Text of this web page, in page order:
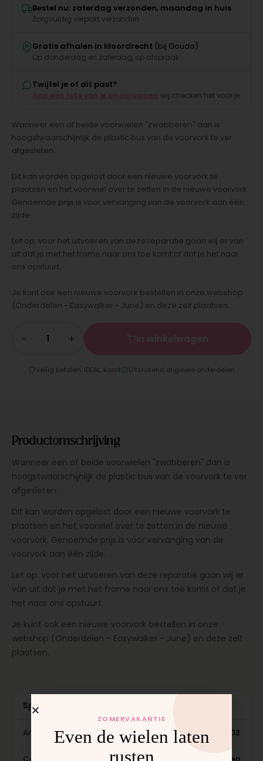
Bestel nu: zaterdag verzonden, maandag in huis
Zorgvuldig verpakt verzonden
Gratis afhalen in Moordrecht (bij Gouda)
Op donderdag en zaterdag, op afspraak
Twijfel je of dit past?
, wij checken het voor je
Wanneer een of beide voorwielen "zwabberen" dan is
hoogstwaarschijnlijk de plastic bus van de voorvork te ver
afgesleten.
Dit kan worden opgelost door een nieuwe voorvork te
plaatsen en het voorwiel over te zetten in de nieuwe voorvork.
Genoemde prijs is voor vervanging van de voorvork aan één
zijde.
Let op: voor het uitvoeren van deze reparatie gaan wij er van
uit dat je met het frame naar ons toe komt of dat je het naar
ons opstuurt.
Je kunt ook een nieuwe voorvork bestellen in onze webshop
(Onderdelen - Easywalker - June) en deze zelf plaatsen.
− +
Veilig betalen: iDEAL, kaart Uitsluitend originele onderdelen
Productomschrijving
Wanneer een of beide voorwielen "zwabberen" dan is
hoogstwaarschijnlijk de plastic bus van de voorvork te ver
afgesleten.
Dit kan worden opgelost door een nieuwe voorvork te
plaatsen en het voorwiel over te zetten in de nieuwe
voorvork. Genoemde prijs is voor vervanging van de
voorvork aan één zijde.
Let op: voor het uitvoeren van deze reparatie gaan wij er
van uit dat je met het frame naar ons toe komt of dat je
het naar ons opstuurt.
Je kunt ook een nieuwe voorvork bestellen in onze
webshop (Onderdelen - Easywalker - June) en deze zelf
plaatsen.
Specificaties
Artikelnummer REW-4002
ZOMERVAKANTIE
Even de wielen laten
rusten